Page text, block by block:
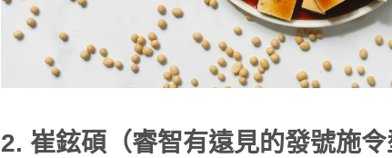
2. 崔鉉碩（睿智有遠見的發號施令